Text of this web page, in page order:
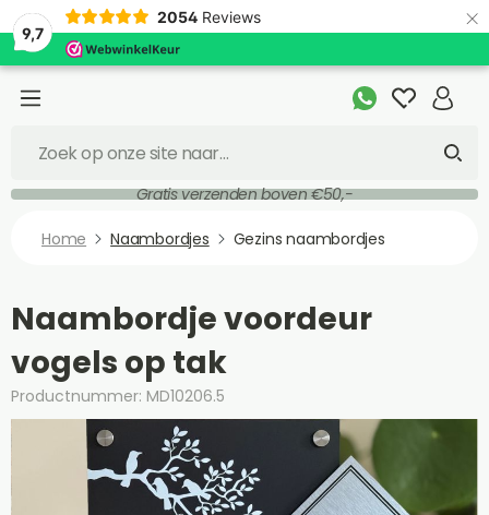
9,7
2054 Reviews ×
Gratis verzenden boven €50,-
Home Naambordjes Gezins naambordjes
Naambordje voordeur
vogels op tak
Productnummer: MD10206.5